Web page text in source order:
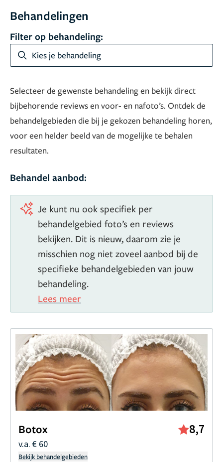
Behandelingen
Filter op behandeling:
Kies je behandeling
Selecteer de gewenste behandeling en bekijk direct
bijbehorende reviews en voor- en nafoto’s. Ontdek de
behandelgebieden die bij je gekozen behandeling horen,
voor een helder beeld van de mogelijke te behalen
resultaten.
Behandel aanbod:
Je kunt nu ook specifiek per
behandelgebied foto’s en reviews
bekijken. Dit is nieuw, daarom zie je
misschien nog niet zoveel aanbod bij de
specifieke behandelgebieden van jouw
behandeling.
Lees meer
Botox 8,7
v.a. € 60
Bekijk behandelgebieden